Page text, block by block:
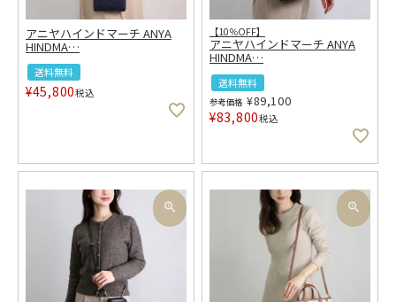
アニヤハインドマーチ ANYA
HINDMA…
送料無料
¥45,800税込
【10％OFF】
アニヤハインドマーチ ANYA
HINDMA…
送料無料
参考価格 ¥89,100
¥83,800税込